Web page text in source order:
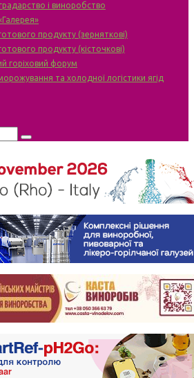
і виноробство
продукту (зерняткові)
продукту (кісточкові)
горіховий форум
та холодної логістики ягід